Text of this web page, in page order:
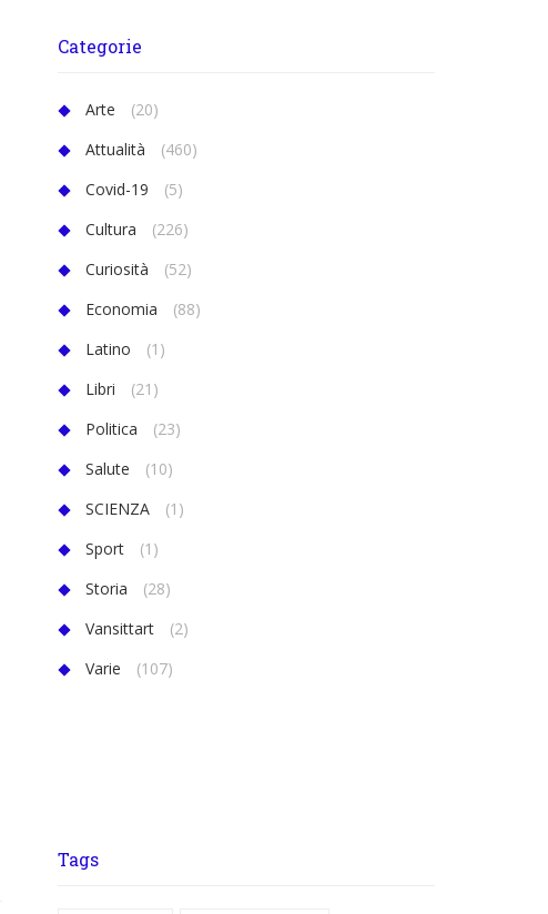
Categorie
Arte
(20)
Attualità
(460)
Covid-19
(5)
Cultura
(226)
Curiosità
(52)
Economia
(88)
Latino
(1)
Libri
(21)
Politica
(23)
Salute
(10)
SCIENZA
(1)
Sport
(1)
Storia
(28)
Vansittart
(2)
Varie
(107)
Tags